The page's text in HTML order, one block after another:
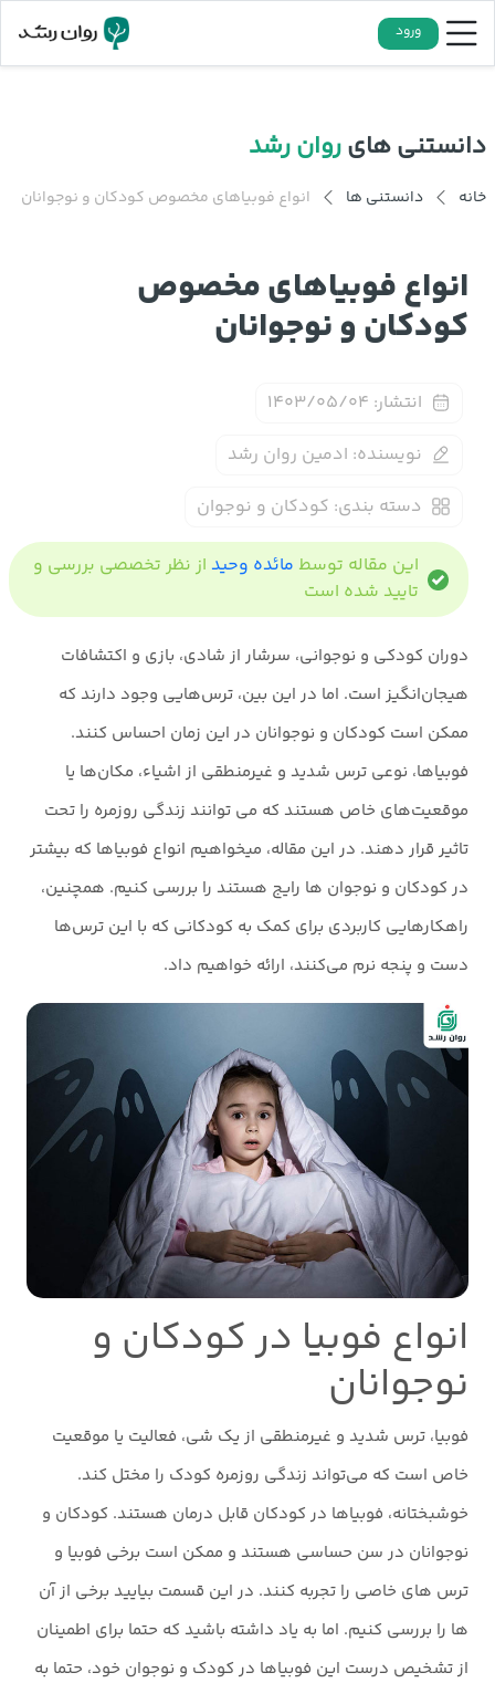
ورود
دانستنی هایروان رشد
خانه دانستنی ها انواع فوبیاهای مخصوص کودکان و نوجوانان
انواع فوبیاهای مخصوص
کودکان و نوجوانان
انتشار: ۱۴۰۳/۰۵/۰۴
نویسنده: ادمین روان رشد
دسته بندی: کودکان و نوجوان
این مقاله توسط مائده وحید از نظر تخصصی بررسی و
تایید شده است
دوران کودکی و نوجوانی، سرشار از شادی، بازی و اکتشافات
هیجان‌انگیز است. اما در این بین، ترس‌هایی وجود دارند که
ممکن است کودکان و نوجوانان در این زمان احساس کنند.
فوبیاها، نوعی ترس شدید و غیرمنطقی از اشیاء، مکان‌ها یا
موقعیت‌های خاص هستند که می توانند زندگی روزمره را تحت
تاثیر قرار دهند. در این مقاله، میخواهیم انواع فوبیاها که بیشتر
در کودکان و نوجوان ها رایج هستند را بررسی کنیم. همچنین،
راهکارهایی کاربردی برای کمک به کودکانی که با این ترس‌ها
دست و پنجه نرم می‌کنند، ارائه خواهیم داد.
انواع فوبیا در کودکان و
نوجوانان
فوبیا، ترس شدید و غیرمنطقی از یک شی، فعالیت یا موقعیت
خاص است که می‌تواند زندگی روزمره کودک را مختل کند.
خوشبختانه، فوبیاها در کودکان قابل درمان هستند. کودکان و
نوجوانان در سن حساسی هستند و ممکن است برخی فوبیا و
ترس های خاصی را تجربه کنند. در این قسمت بیایید برخی از آن
ها را بررسی کنیم. اما به یاد داشته باشید که حتما برای اطمینان
از تشخیص درست این فوبیاها در کودک و نوجوان خود، حتما به